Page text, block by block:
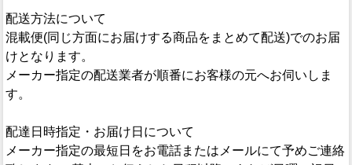
配送方法について
混載便(同じ方面にお届けする商品をまとめて配送)でのお届
けとなります。
メーカー指定の配送業者が順番にお客様の元へお伺いしま
す。
配達日時指定・お届け日について
メーカー指定の最短日をお電話またはメールにて予めご連絡